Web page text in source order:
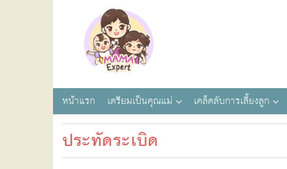
หน้าแรก เตรียมเป็นคุณแม่ เคล็ดลับการเลี้ยงลูก
ประทัดระเบิด